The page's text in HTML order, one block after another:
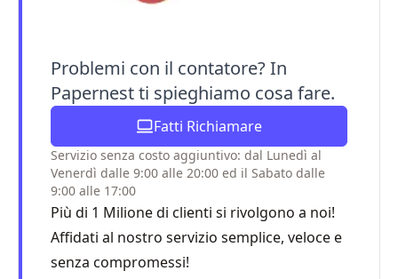
Problemi con il contatore? In
Papernest ti spieghiamo cosa fare.
Fatti Richiamare
Servizio senza costo aggiuntivo: dal Lunedì al
Venerdì dalle 9:00 alle 20:00 ed il Sabato dalle
9:00 alle 17:00
Più di 1 Milione di clienti si rivolgono a noi!
Affidati al nostro servizio semplice, veloce e
senza compromessi!